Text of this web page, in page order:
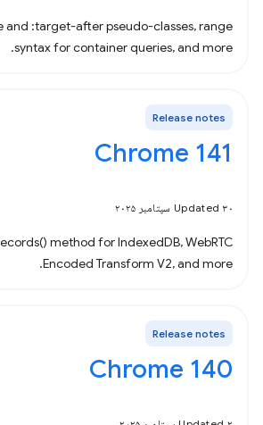
and :target-after pseudo-classes, range
syntax for container queries, and more.
Release notes
Chrome 141
Updated ۳۰ سپتامبر ۲۰۲۵
method for IndexedDB, WebRTC
Encoded Transform V2, and more.
Release notes
Chrome 140